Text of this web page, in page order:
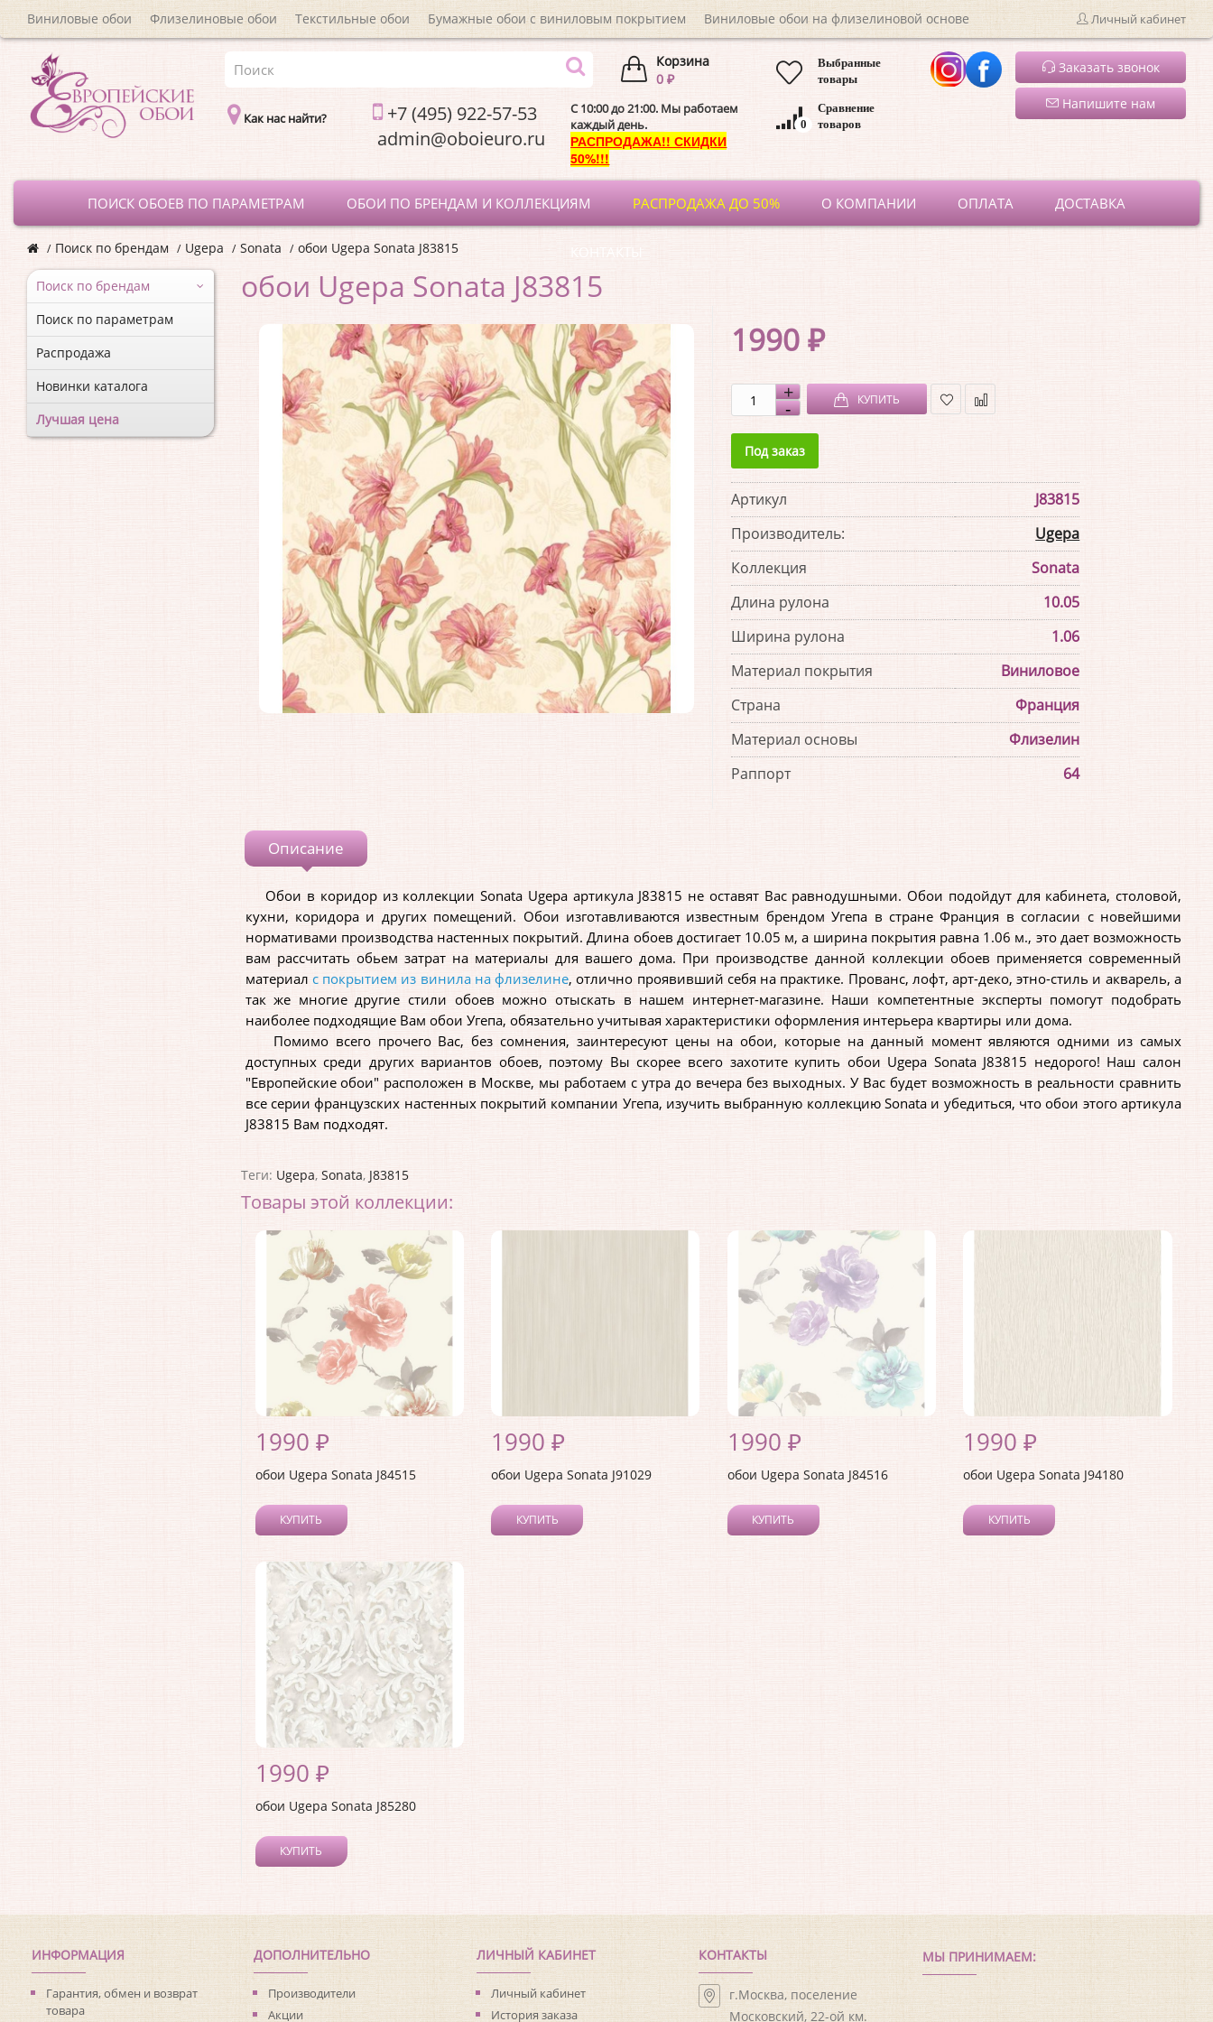
Виниловые обои Флизелиновые обои Текстильные обои Бумажные обои с виниловым покрытием Виниловые обои на флизелиновой основе Личный кабинет
Корзина
0 ₽
Как нас найти?
+7 (495) 922-57-53
admin@oboieuro.ru
C 10:00 до 21:00. Мы работаем
каждый день.
РАСПРОДАЖА!! СКИДКИ
50%!!!
Выбранные
товары
Сравнение
товаров
0
Заказать звонок
Напишите нам
ПОИСК ОБОЕВ ПО ПАРАМЕТРАМ ОБОИ ПО БРЕНДАМ И КОЛЛЕКЦИЯМ РАСПРОДАЖА ДО 50% О КОМПАНИИ ОПЛАТА ДОСТАВКА
КОНТАКТЫ
Поиск по брендам Ugepa Sonata обои Ugepa Sonata J83815
Поиск по брендам
Поиск по параметрам
Распродажа
Новинки каталога
Лучшая цена
обои Ugepa Sonata J83815
1990 ₽
КУПИТЬ
Под заказ
Артикул
J83815
Производитель:
Ugepa
Коллекция
Sonata
Длина рулона
10.05
Ширина рулона
1.06
Материал покрытия
Виниловое
Страна
Франция
Материал основы
Флизелин
Раппорт
64
Описание
Обои в коридор из коллекции Sonata Ugepa артикула J83815 не оставят Вас равнодушными. Обои подойдут для кабинета, столовой,
кухни, коридора и других помещений. Обои изготавливаются известным брендом Угепа в стране Франция в согласии с новейшими
нормативами производства настенных покрытий. Длина обоев достигает 10.05 м, а ширина покрытия равна 1.06 м., это дает возможность
вам рассчитать обьем затрат на материалы для вашего дома. При производстве данной коллекции обоев применяется современный
материал с покрытием из винила на флизелине, отлично проявивший себя на практике. Прованс, лофт, арт-деко, этно-стиль и акварель, а
так же многие другие стили обоев можно отыскать в нашем интернет-магазине. Наши компетентные эксперты помогут подобрать
наиболее подходящие Вам обои Угепа, обязательно учитывая характеристики оформления интерьера квартиры или дома.
Помимо всего прочего Вас, без сомнения, заинтересуют цены на обои, которые на данный момент являются одними из самых
доступных среди других вариантов обоев, поэтому Вы скорее всего захотите купить обои Ugepa Sonata J83815 недорого! Наш салон
"Европейские обои" расположен в Москве, мы работаем с утра до вечера без выходных. У Вас будет возможность в реальности сравнить
все серии французских настенных покрытий компании Угепа, изучить выбранную коллекцию Sonata и убедиться, что обои этого артикула
J83815 Вам подходят.
Теги: Ugepa, Sonata, J83815
Товары этой коллекции:
1990 ₽
обои Ugepa Sonata J84515
КУПИТЬ
1990 ₽
обои Ugepa Sonata J91029
КУПИТЬ
1990 ₽
обои Ugepa Sonata J84516
КУПИТЬ
1990 ₽
обои Ugepa Sonata J94180
КУПИТЬ
1990 ₽
обои Ugepa Sonata J85280
КУПИТЬ
ИНФОРМАЦИЯ
Гарантия, обмен и возврат
товара
ДОПОЛНИТЕЛЬНО
Производители
Акции
ЛИЧНЫЙ КАБИНЕТ
Личный кабинет
История заказа
КОНТАКТЫ
г.Москва, поселение
Московский, 22-ой км.
МЫ ПРИНИМАЕМ: